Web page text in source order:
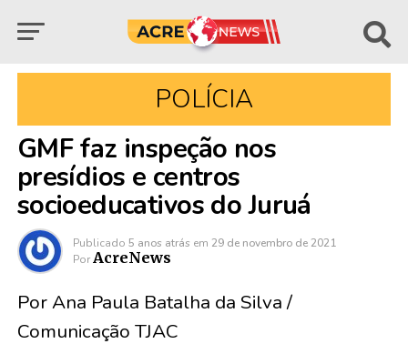
POLÍCIA
GMF faz inspeção nos
presídios e centros
socioeducativos do Juruá
Publicado 5 anos atrás em 29 de novembro de 2021
Por AcreNews
Por Ana Paula Batalha da Silva /
Comunicação TJAC